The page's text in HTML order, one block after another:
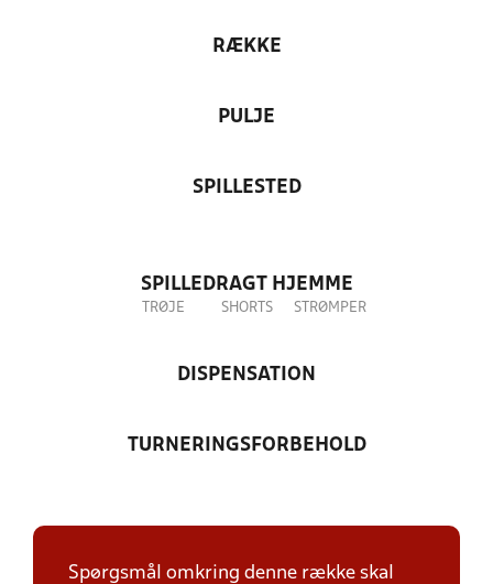
RÆKKE
PULJE
SPILLESTED
SPILLEDRAGT HJEMME
TRØJE SHORTS STRØMPER
DISPENSATION
TURNERINGSFORBEHOLD
Spørgsmål omkring denne række skal